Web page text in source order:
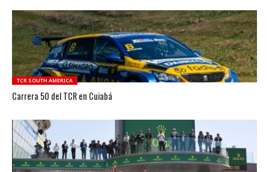
TCR SOUTH AMERICA
Carrera 50 del TCR en Cuiabá